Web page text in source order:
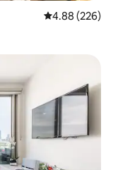
Calificación
4.88 (226)